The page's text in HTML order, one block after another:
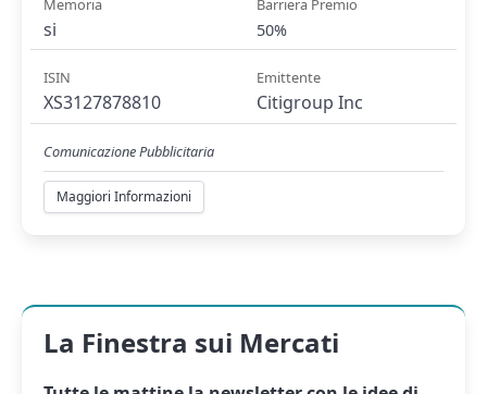
Memoria
si
Barriera Premio
50%
ISIN
XS3127878810
Emittente
Citigroup Inc
Comunicazione Pubblicitaria
Maggiori Informazioni
La Finestra sui Mercati